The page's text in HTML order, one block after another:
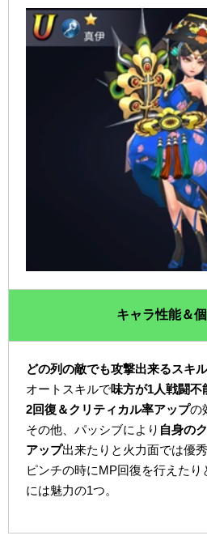
キャラ性能＆
どの列の敵でも攻撃出来るスキ
オートスキルで味方が1人戦闘不
2回復＆クリティカル率アップの
その他、パッシブにより 自身の
アップ出来たりと火力面では優秀
ピンチの時にMP回復を行えた
には魅力の1つ。